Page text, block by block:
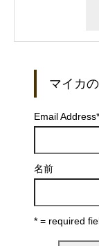
マイカ
Email Address*
名前
* = required